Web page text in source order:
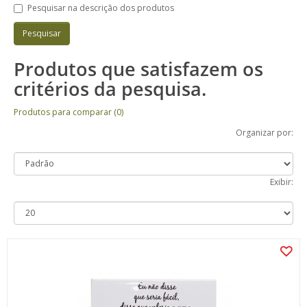
Pesquisar na descrição dos produtos
Produtos que satisfazem os
critérios da pesquisa.
Produtos para comparar (0)
Organizar por:
Exibir: